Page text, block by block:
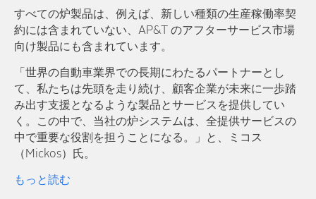
すべての炉製品は、例えば、新しい種類の生産稼働率契
約には含まれていない、AP&T のアフターサービス市場
向け製品にも含まれています。
「世界の自動車業界での長期にわたるパートナーとし
て、私たちは先頭を走り続け、顧客企業が未来に一歩踏
み出す支援となるような製品とサービスを提供してい
く。この中で、当社の炉システムは、全提供サービスの
中で重要な役割を担うことになる。」と、ミコス
（Mickos）氏。
もっと読む